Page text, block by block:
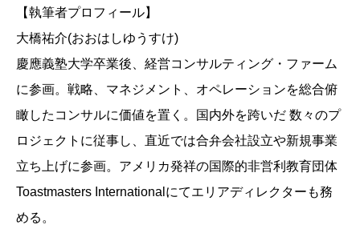
【執筆者プロフィール】
大橋祐介(おおはしゆうすけ)
慶應義塾大学卒業後、経営コンサルティング・ファーム
に参画。戦略、マネジメント、オペレーションを総合俯
瞰したコンサルに価値を置く。国内外を跨いだ 数々のプ
ロジェクトに従事し、直近では合弁会社設立や新規事業
立ち上げに参画。アメリカ発祥の国際的非営利教育団体
Toastmasters Internationalにてエリアディレクターも務
める。